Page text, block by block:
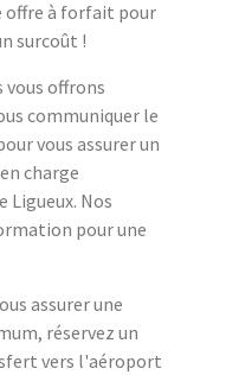
offre à forfait pour
surcoût !
vous offrons
communiquer le
vous assurer un
charge
Nos
pour une
assurer une
réservez un
vers l'aéroport